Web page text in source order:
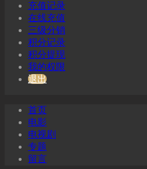
充值记录
在线充值
三级分销
积分记录
积分提现
我的权限
退出
首页
电影
电视剧
专题
留言